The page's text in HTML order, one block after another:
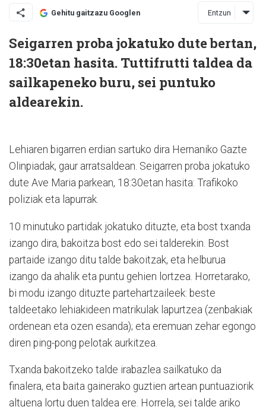
Gehitu gaitzazu Googlen Entzun
Seigarren proba jokatuko dute bertan,
18:30etan hasita. Tuttifrutti taldea da
sailkapeneko buru, sei puntuko
aldearekin.
Lehiaren bigarren erdian sartuko dira Hernaniko Gazte
Olinpiadak, gaur arratsaldean. Seigarren proba jokatuko
dute Ave Maria parkean, 18:30etan hasita: Trafikoko
poliziak eta lapurrak.
10 minutuko partidak jokatuko dituzte, eta bost txanda
izango dira, bakoitza bost edo sei talderekin. Bost
partaide izango ditu talde bakoitzak, eta helburua
izango da ahalik eta puntu gehien lortzea. Horretarako,
bi modu izango dituzte partehartzaileek: beste
taldeetako lehiakideen matrikulak lapurtzea (zenbakiak
ordenean eta ozen esanda); eta eremuan zehar egongo
diren ping-pong pelotak aurkitzea.
Txanda bakoitzeko talde ira­bazlea sailkatuko da
finalera, eta baita gainerako guztien artean puntuaziorik
altuena lortu duen taldea ere. Horrela, sei talde ariko